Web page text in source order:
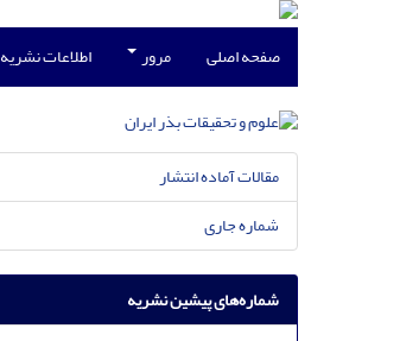
صفحه اصلی مرور اطلاعات نشریه
مقالات آماده انتشار
شماره جاری
شماره‌های پیشین نشریه